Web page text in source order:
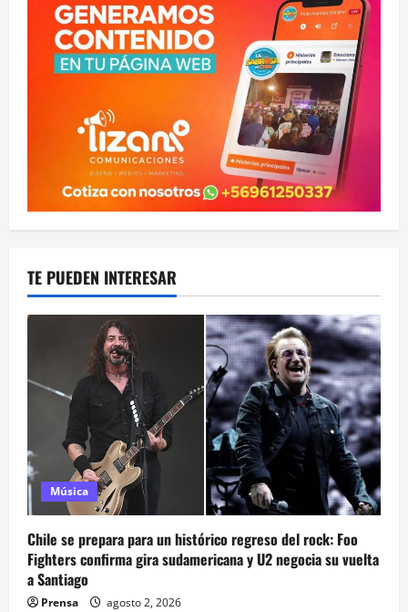
TE PUEDEN INTERESAR
Música
Chile se prepara para un histórico regreso del rock: Foo
Fighters confirma gira sudamericana y U2 negocia su vuelta
a Santiago
Prensa agosto 2, 2026